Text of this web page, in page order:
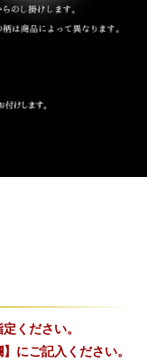
ください。
にご記入ください。